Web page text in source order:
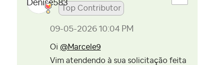
Top Contributor
‎09-05-2026 10:04 PM
Oi @Marcele9
Vim atendendo à sua solicitação feita